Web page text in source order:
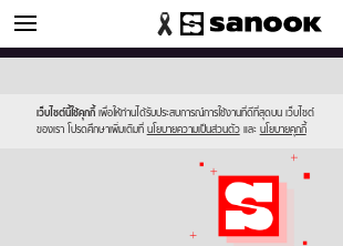
ดูดวง
เว็บไซต์นี้ใช้คุกกี้ เพื่อให้ท่านได้รับประสบการณ์การใช้งานที่ดีที่สุดบน เว็บไซต์
ของเรา โปรดศึกษาเพิ่มเติมที่ นโยบายความเป็นส่วนตัว และ นโยบายคุกกี้
sanook.png